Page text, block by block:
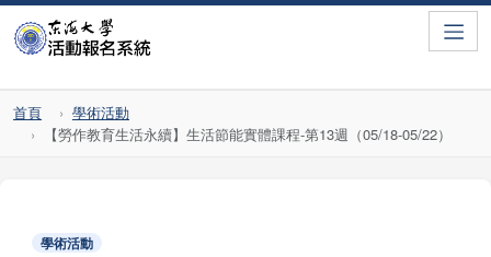
首頁
學術活動
【勞作教育生活永續】生活節能實體課程-第13週（05/18-05/22）
學術活動